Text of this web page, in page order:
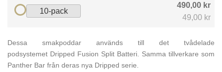
10-pack
490,00 kr
49,00 kr
Dessa smakpoddar används till det tvådelade
podsystemet Dripped Fusion Split Batteri. Samma tillverkare som
Panther Bar från deras nya Dripped serie.